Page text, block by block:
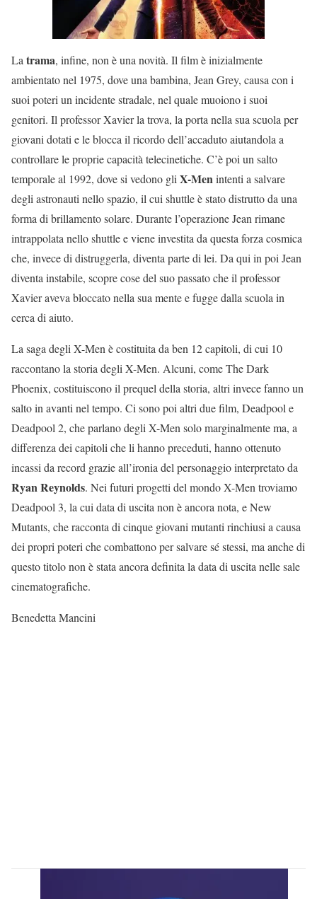
La trama, infine, non è una novità. Il film è inizialmente
ambientato nel 1975, dove una bambina, Jean Grey, causa con i
suoi poteri un incidente stradale, nel quale muoiono i suoi
genitori. Il professor Xavier la trova, la porta nella sua scuola per
giovani dotati e le blocca il ricordo dell’accaduto aiutandola a
controllare le proprie capacità telecinetiche. C’è poi un salto
temporale al 1992, dove si vedono gli X-Menintenti a salvare
degli astronauti nello spazio, il cui shuttle è stato distrutto da una
forma di brillamento solare. Durante l’operazione Jean rimane
intrappolata nello shuttle e viene investita da questa forza cosmica
che, invece di distruggerla, diventa parte di lei. Da qui in poi Jean
diventa instabile, scopre cose del suo passato che il professor
Xavier aveva bloccato nella sua mente e fugge dalla scuola in
cerca di aiuto.
La saga degli X-Men è costituita da ben 12 capitoli, di cui 10
raccontano la storia degli X-Men. Alcuni, come The Dark
Phoenix, costituiscono il prequel della storia, altri invece fanno un
salto in avanti nel tempo. Ci sono poi altri due film, Deadpool e
Deadpool 2, che parlano degli X-Men solo marginalmente ma, a
differenza dei capitoli che li hanno preceduti, hanno ottenuto
incassi da record grazie all’ironia del personaggio interpretato da
Ryan Reynolds. Nei futuri progetti del mondo X-Men troviamo
Deadpool 3, la cui data di uscita non è ancora nota, e New
Mutants, che racconta di cinque giovani mutanti rinchiusi a causa
dei propri poteri che combattono per salvare sé stessi, ma anche di
questo titolo non è stata ancora definita la data di uscita nelle sale
cinematografiche.
Benedetta Mancini